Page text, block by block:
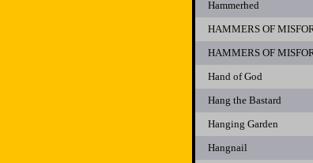
Hammerhed
HAMMERS OF
HAMMERS OF
Hand of God
Hang the Bastard
Hanging Garden
Hangnail